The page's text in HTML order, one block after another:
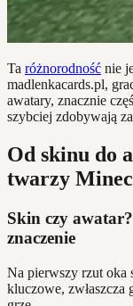
Ta różnorodność nie
madlenkacards.pl,
awatary, znacznie
szybciej zdobywają
Od skinu do
twarzy
Skin czy
znaczenie
Na pierwszy rzut oka
kluczowe, zwłaszcza